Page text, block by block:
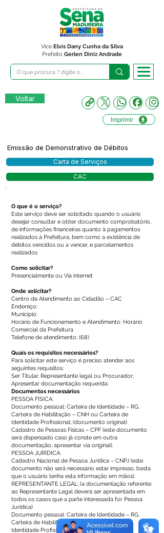
Prefeito Gerlen Diniz Andrade
Vice Elvis Dany Cunha da Silva
Voltar
Imprimir
Emissão de Demonstrativo de Débitos
Carta de Serviços
CAC
O que é o serviço?
Este serviço deve ser solicitado quando o usuário
desejar consultar e obter documento comprobatório,
de informações financeiras quanto à pagamentos
realizados à Prefeitura, bem como a existência de
débitos vencidos ou a vencer, e parcelamentos
realizados
Como solicitar?
Presencialmente ou Via internet
Onde solicitar?
Centro de Atendimento ao Cidadão – CAC
Endereço:
Município:
Horário de Funcionamento e Atendimento: Horário
Comercial da Prefeitura
Telefone de atendimento: (68)
Quais os requisitos necessários?
Para solicitar este serviço é preciso atender aos
seguintes requisitos:
Ser Titular, Representante legal ou Procurador;
Apresentar documentação requerida.
Documentos necessários
PESSOA FÍSICA:
Documento pessoal: Carteira de Identidade – RG,
Carteira de Habilitação – CNH ou Carteira de
Identidade Profissional; (documento original)
Cadastro de Pessoas Físicas – CPF (este documento
será dispensado caso já conste em outra
documentação, apresentar via original).
PESSOA JURÍDICA:
Cadastro Nacional de Pessoa Jurídica – CNPJ (este
documento não será necessário estar impresso, basta
que o usuário tenha esta informação em mãos).
REPRESENTANTE LEGAL: (a documentação referente
ao Representante Legal deverá ser apresentada em
todos os casos que a parte interessada for Pessoa
Jurídica)
Documento pessoal: Carteira de Identidade – RG,
Carteira de Habilitação – CNH ou Carteira de
Identidade Profissional; (documento original)